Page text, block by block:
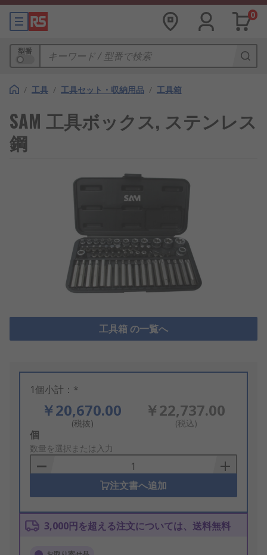
0
型番
/ 工具 / 工具セット・収納用品 / 工具箱
SAM 工具ボックス, ステンレス
鋼
工具箱 の一覧へ
1個小計：*
￥20,670.00
(税抜)
￥22,737.00
(税込)
Add
to
Basket
個
数量を選択または入力
注文書へ追加
3,000円を超える注文については、送料無料